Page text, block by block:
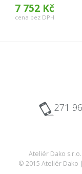
7 752 Kč
cena bez DPH
271
Ateliér Dako
© 2015 Ateliér Dako |